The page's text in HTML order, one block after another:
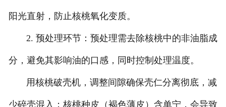
阳光直射，防止核桃氧化变质。
2. 预处理环节：预处理需去除核桃中的非油脂成
分，避免其影响油的口感，同时控制处理温度。
用核桃破壳机，调整间隙确保壳仁分离彻底，减
少碎壳混入；核桃种皮（褐色薄皮）含单宁，会导致